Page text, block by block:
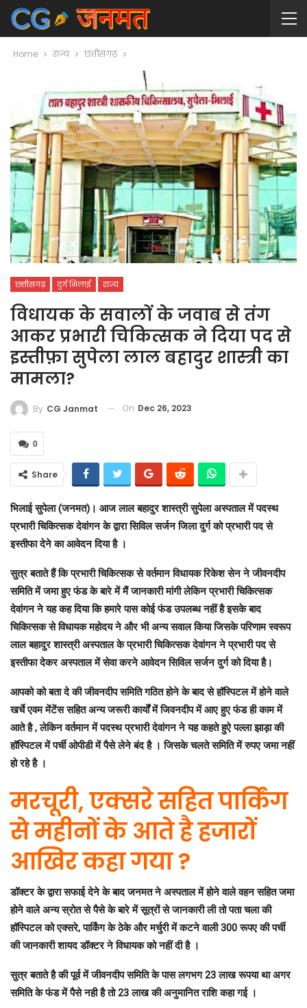
Home राज्य छत्तीसगढ़
छत्तीसगढ़ दुर्ग भिलाई राज्य
विधायक के सवालों के जवाब से तंग
आकर प्रभारी चिकित्सक ने दिया पद से
इस्तीफ़ा सुपेला लाल बहादुर शास्त्री का
मामला?
By CG Janmat On Dec 26, 2023
0
Share
भिलाई सुपेला (जनमत)। आज लाल बहादुर शास्त्री सुपेला अस्पताल में पदस्थ
प्रभारी चिकित्सक देवांगन के द्वारा सिविल सर्जन जिला दुर्ग को प्रभारी पद से
इस्तीफा देने का आवेदन दिया है ।
सुत्र बताते हैं कि प्रभारी चिकित्सक से वर्तमान विधायक रिकेश सेन ने जीवनदीप
समिति में जमा हुए फंड के बारे में मैं जानकारी मांगी लेकिन प्रभारी चिकित्सक
देवांगन ने यह कह दिया कि हमारे पास कोई फंड उपलब्ध नहीं है इसके बाद
चिकित्सक से विधायक महोदय ने और भी अन्य सवाल किया जिसके परिणाम स्वरूप
लाल बहादुर शास्त्री अस्पताल के प्रभारी चिकित्सक देवांगन ने प्रभारी पद से
इस्तीफा देकर अस्पताल में सेवा करने आवेदन सिविल सर्जन दुर्ग को दिया है।
आपको को बता दे की जीवनदीप समिति गठित होने के बाद से हॉस्पिटल में होने वाले
खर्चे एवम मेंटेंस सहित अन्य जरूरी कार्यों में जिवनदीप में आए हुए फंड ही काम में
आते है , लेकिन वर्तमान में पदस्थ प्रभारी देवांगन ने यह कहते हुऐ पल्ला झाड़ा की
हॉस्पिटल में पर्ची ओपीडी में पैसे लेने बंद है । जिसके चलते समिति में रुपए जमा नहीं
हो रहे है ।
मरचूरी, एक्सरे सहित पार्किंग
से महीनों के आते है हजारों
आखिर कहा गया ?
डॉक्टर के द्वारा सफाई देने के बाद जनमत ने अस्पताल में होने वाले वहन सहित जमा
होने वाले अन्य स्रोत से पैसे के बारे में सूत्रों से जानकारी ली तो पता चला की
हॉस्पिटल को एक्सरे, पार्किंग के ठेके और मर्चुरी में कटने वाली 300 रूपए की पर्ची
की जानकारी शायद डॉक्टर ने विधायक को नहीं दी है ।
सुत्र बताते है की पूर्व में जीवनदीप समिति के पास लगभग 23 लाख रूपया था अगर
समिति के फंड में पैसे नही है तो 23 लाख की अनुमानित राशि कहा गई ।